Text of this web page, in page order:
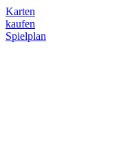
Karten
kaufen
Spielplan